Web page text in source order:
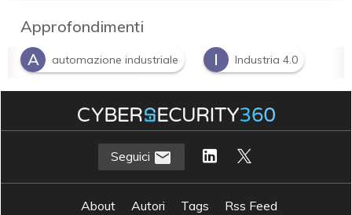
Approfondimenti
A
automazione industriale I Industria 4.0
M machine learning
Seguici
About Autori Tags
Rss Feed